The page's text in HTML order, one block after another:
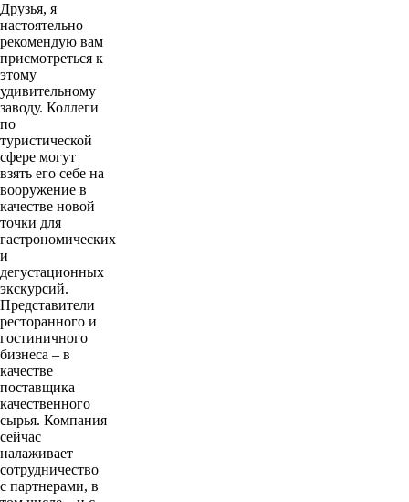
Друзья, я
настоятельно
рекомендую вам
присмотреться к
этому
удивительному
заводу. Коллеги
по
туристической
сфере могут
взять его себе на
вооружение в
качестве новой
точки для
гастрономических
и
дегустационных
экскурсий.
Представители
ресторанного и
гостиничного
бизнеса – в
качестве
поставщика
качественного
сырья. Компания
сейчас
налаживает
сотрудничество
с партнерами, в